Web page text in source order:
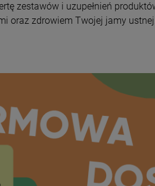
zestawów i uzupełnień
oraz zdrowiem Twojej jamy